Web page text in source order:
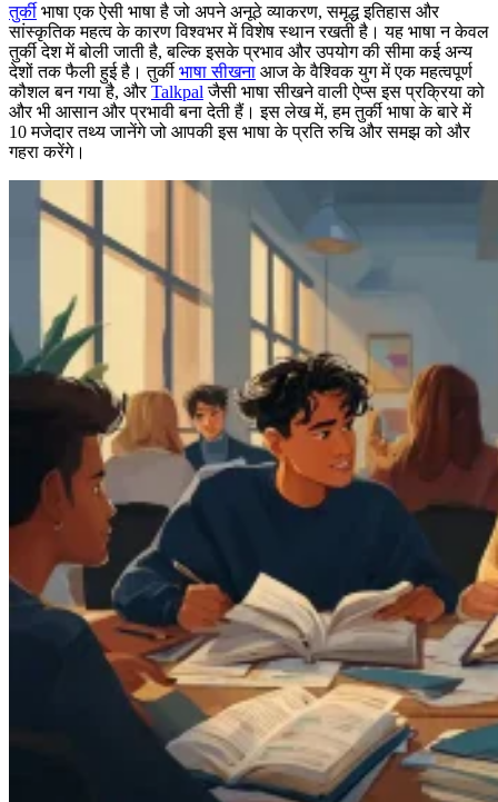
तुर्की भाषा एक ऐसी भाषा है जो अपने अनूठे व्याकरण, समृद्ध इतिहास और
सांस्कृतिक महत्व के कारण विश्वभर में विशेष स्थान रखती है। यह भाषा न केवल
तुर्की देश में बोली जाती है, बल्कि इसके प्रभाव और उपयोग की सीमा कई अन्य
देशों तक फैली हुई है। तुर्की भाषा सीखना आज के वैश्विक युग में एक महत्वपूर्ण
कौशल बन गया है, औरTalkpal जैसी भाषा सीखने वाली ऐप्स इस प्रक्रिया को
और भी आसान और प्रभावी बना देती हैं। इस लेख में, हम तुर्की भाषा के बारे में
10 मजेदार तथ्य जानेंगे जो आपकी इस भाषा के प्रति रुचि और समझ को और
गहरा करेंगे।